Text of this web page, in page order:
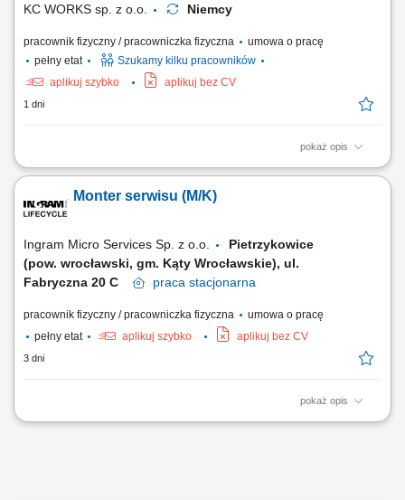
KC WORKS sp. z o.o. Niemcy
pracownik fizyczny / pracowniczka fizyczna
umowa o pracę
pełny etat
Szukamy kilku pracowników
aplikuj szybko
aplikuj bez CV
1 dni
pokaż opis
The position includes international assembly, installation, and service
Mechanical assembly and installation of machines and industrial
equipment; Installation of mechanical components, steel structures,
Monter serwisu (M/K)
Ingram Micro Services Sp. z o.o.
Pietrzykowice
(pow. wrocławski, gm. Kąty Wrocławskie), ul.
Fabryczna 20 C
praca stacjonarna
pracownik fizyczny / pracowniczka fizyczna
umowa o pracę
pełny etat
aplikuj szybko aplikuj bez CV
3 dni
pokaż opis
Do głównych zadań na stanowisku będzie należało: Naprawa